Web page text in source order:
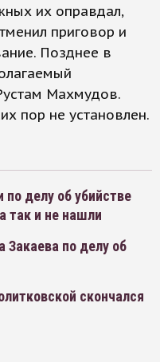
их оправдал,
приговор и
Позднее в
Махмудов.
пор не установлен.
по делу об убийстве
так и не нашли
Закаева по делу об
скончался